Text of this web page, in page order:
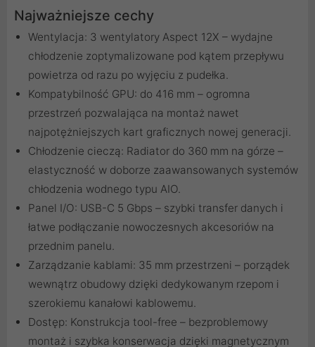
Najważniejsze cechy
Wentylacja: 3 wentylatory Aspect 12X – wydajne
chłodzenie zoptymalizowane pod kątem przepływu
powietrza od razu po wyjęciu z pudełka.
Kompatybilność GPU: do 416 mm – ogromna
przestrzeń pozwalająca na montaż nawet
najpotężniejszych kart graficznych nowej generacji.
Chłodzenie cieczą: Radiator do 360 mm na górze –
elastyczność w doborze zaawansowanych systemów
chłodzenia wodnego typu AIO.
Panel I/O: USB-C 5 Gbps – szybki transfer danych i
łatwe podłączanie nowoczesnych akcesoriów na
przednim panelu.
Zarządzanie kablami: 35 mm przestrzeni – porządek
wewnątrz obudowy dzięki dedykowanym rzepom i
szerokiemu kanałowi kablowemu.
Dostęp: Konstrukcja tool-free – bezproblemowy
montaż i szybka konserwacja dzięki magnetycznym